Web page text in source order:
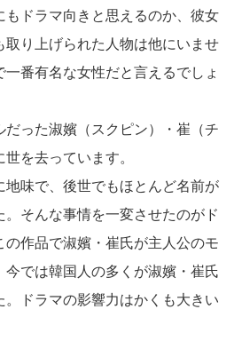
もドラマ向きと思えるのか、彼女
取り上げられた人物は他にいませ
番有名な女性だと言えるでしょ
った淑嬪（スクピン）・崔（チ
を去っています。
地味で、後世でもほとんど名前が
そんな事情を一変させたのがド
の作品で淑嬪・崔氏が主人公のモ
今では韓国人の多くが淑嬪・崔氏
。ドラマの影響力はかくも大きい